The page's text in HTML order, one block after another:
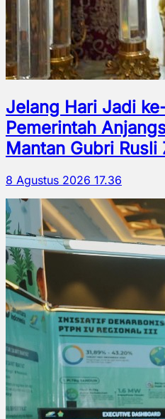
Jelang Hari Jadi
Pemerintah
Mantan Gubri Rusli
8 Agustus 2026 17.36